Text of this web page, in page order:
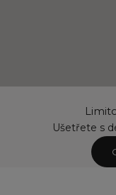
Ušetřete s